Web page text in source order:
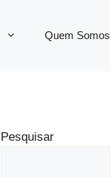
Quem Somos
Pesquisar